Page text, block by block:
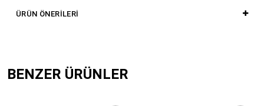
ÜRÜN ÖNERILERI
BENZER ÜRÜNLER